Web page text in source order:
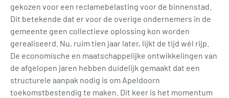
gekozen voor een reclamebelasting voor de binnenstad.
Dit betekende dat er voor de overige ondernemers in de
gemeente geen collectieve oplossing kon worden
gerealiseerd. Nu, ruim tien jaar later, lijkt de tijd wél rijp.
De economische en maatschappelijke ontwikkelingen van
de afgelopen jaren hebben duidelijk gemaakt dat een
structurele aanpak nodig is om Apeldoorn
toekomstbestendig te maken. Dit keer is het momentum